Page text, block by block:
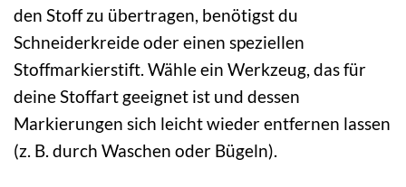
den Stoff zu übertragen, benötigst du
Schneiderkreide oder einen speziellen
Stoffmarkierstift. Wähle ein Werkzeug, das für
deine Stoffart geeignet ist und dessen
Markierungen sich leicht wieder entfernen lassen
(z. B. durch Waschen oder Bügeln).